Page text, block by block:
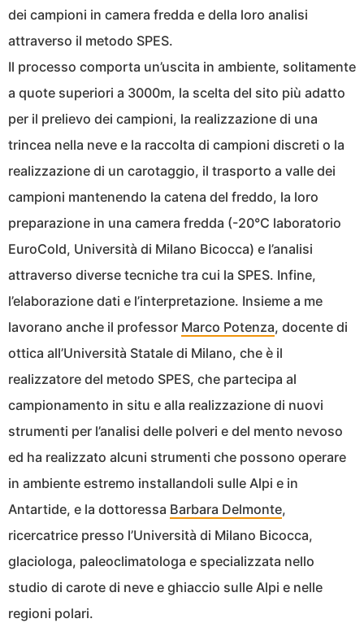
dei campioni in camera fredda e della loro analisi
attraverso il metodo SPES.
Il processo comporta un’uscita in ambiente, solitamente
a quote superiori a 3000m, la scelta del sito più adatto
per il prelievo dei campioni, la realizzazione di una
trincea nella neve e la raccolta di campioni discreti o la
realizzazione di un carotaggio, il trasporto a valle dei
campioni mantenendo la catena del freddo, la loro
preparazione in una camera fredda (-20°C laboratorio
EuroCold, Università di Milano Bicocca) e l’analisi
attraverso diverse tecniche tra cui la SPES. Infine,
l’elaborazione dati e l’interpretazione. Insieme a me
lavorano anche il professor Marco Potenza, docente di
ottica all’Università Statale di Milano, che è il
realizzatore del metodo SPES, che partecipa al
campionamento in situ e alla realizzazione di nuovi
strumenti per l’analisi delle polveri e del mento nevoso
ed ha realizzato alcuni strumenti che possono operare
in ambiente estremo installandoli sulle Alpi e in
Antartide, e la dottoressa Barbara Delmonte,
ricercatrice presso l’Università di Milano Bicocca,
glaciologa, paleoclimatologa e specializzata nello
studio di carote di neve e ghiaccio sulle Alpi e nelle
regioni polari.